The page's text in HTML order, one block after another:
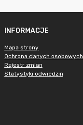
INFORMACJE
Mapa strony
Ochrona danych osobowych
Rejestr zmian
Statystyki odwiedzin